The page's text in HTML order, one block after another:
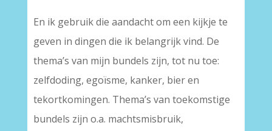
En ik gebruik die aandacht om een kijkje te
geven in dingen die ik belangrijk vind. De
thema’s van mijn bundels zijn, tot nu toe:
zelfdoding, egoïsme, kanker, bier en
tekortkomingen. Thema’s van toekomstige
bundels zijn o.a. machtsmisbruik,